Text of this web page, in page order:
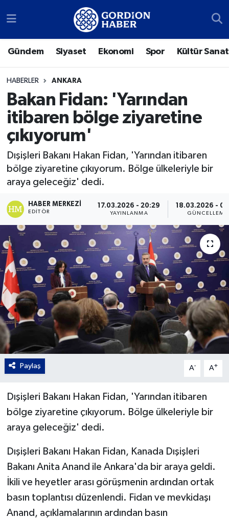
Gündem Siyaset Ekonomi Spor Kültür Sanat
HABERLER ANKARA
Bakan Fidan: 'Yarından
itibaren bölge ziyaretine
çıkıyorum'
Dışişleri Bakanı Hakan Fidan, 'Yarından itibaren
bölge ziyaretine çıkıyorum. Bölge ülkeleriyle bir
araya geleceğiz' dedi.
HABER MERKEZI
EDITÖR
17.03.2026 - 20:29
YAYINLANMA
18.03.2026 -
GÜNCELLEME
Paylaş A- A+
Dışişleri Bakanı Hakan Fidan, 'Yarından itibaren
bölge ziyaretine çıkıyorum. Bölge ülkeleriyle bir
araya geleceğiz' dedi.
Dışişleri Bakanı Hakan Fidan, Kanada Dışişleri
Bakanı Anita Anand ile Ankara'da bir araya geldi.
İkili ve heyetler arası görüşmenin ardından ortak
basın toplantısı düzenlendi. Fidan ve mevkidaşı
Anand, açıklamalarının ardından basın
Sosyal Medya Hesaplarımız
Siyaset
Ekonomi
Spor
Kültür Sanat
Gordion
Ankara Nöbetçi Eczaneler
Ankara Trafik Yoğunluk Haritası
Süper Lig Puan Durumu ve Fikstür
Tüm Manşetler
Son Dakika Haberleri